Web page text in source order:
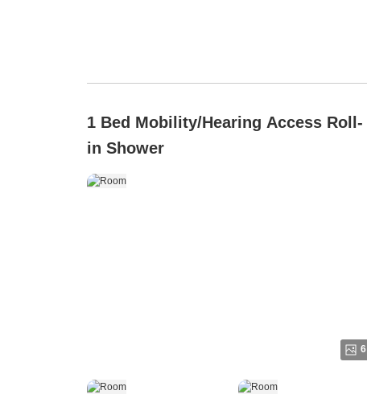
1 Bed Mobility/Hearing Access Roll-
in Shower
6